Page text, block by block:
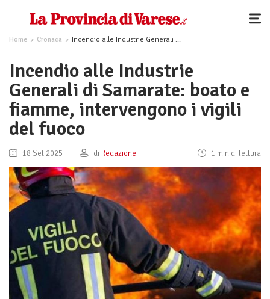
Home Cronaca Incendio alle Industrie Generali di Samarate: boato e fiamme, intervengono i vigili del fuoco
Incendio alle Industrie
Generali di Samarate: boato e
fiamme, intervengono i vigili
del fuoco
18 Set 2025 di Redazione 1 min di lettura